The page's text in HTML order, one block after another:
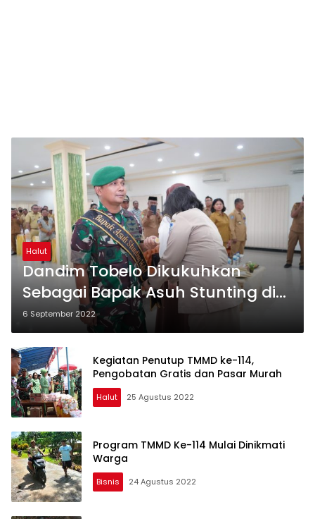
Halut
Dandim Tobelo Dikukuhkan
Sebagai Bapak Asuh Stunting di
Halut
6 September 2022
Kegiatan Penutup TMMD ke-114,
Pengobatan Gratis dan Pasar Murah
Halut 25 Agustus 2022
Program TMMD Ke-114 Mulai Dinikmati
Warga
Bisnis 24 Agustus 2022